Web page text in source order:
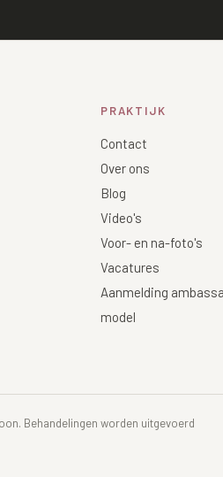
PRAKTIJK
Contact
Over ons
Blog
Video's
Voor- en na-foto's
Vacatures
Aanmelding
model
Behandelingen worden uitgevoerd